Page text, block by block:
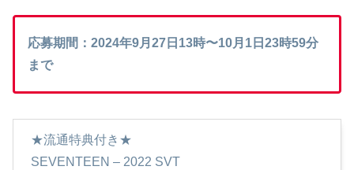
応募期間：2024年9月27日13時〜10月1日23時59分
まで
★流通特典付き★
SEVENTEEN – 2022 SVT